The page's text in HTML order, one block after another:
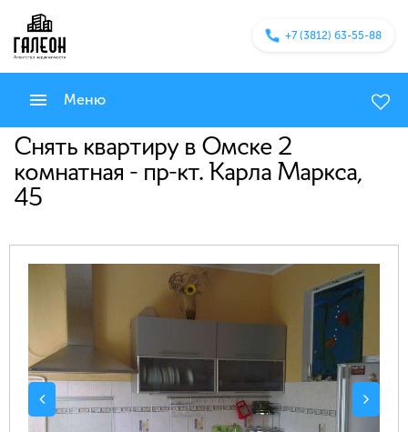
+7 (3812) 63-55-88
Меню
Снять квартиру в Омске 2
комнатная - пр-кт. Карла Маркса,
45